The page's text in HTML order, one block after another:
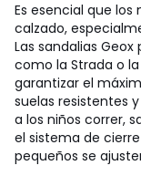
Es esencial que
calzado,
Las sandalias
como la Strada o
garantizar el
suelas resistentes
a los niños correr,
el sistema de
pequeños se